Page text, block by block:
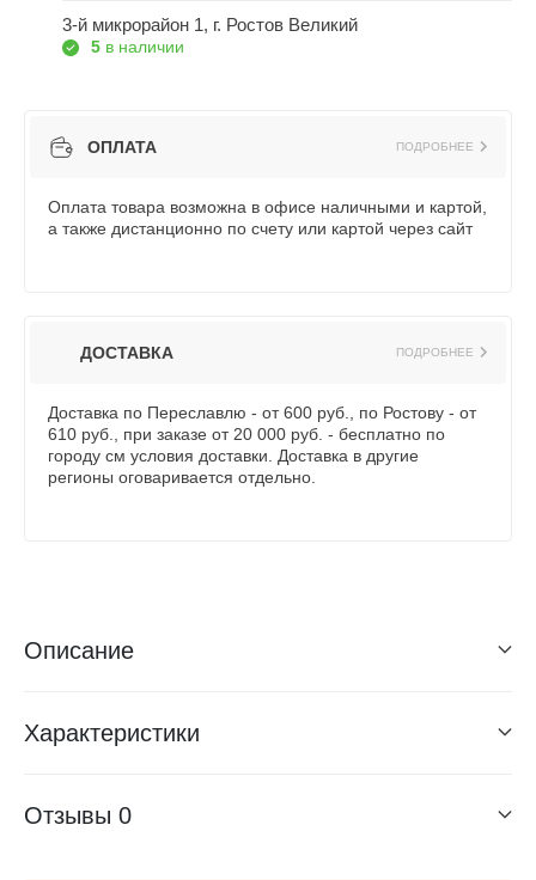
3-й микрорайон 1, г. Ростов Великий
5 в наличии
ОПЛАТА ПОДРОБНЕЕ
Оплата товара возможна в офисе наличными и картой,
а также дистанционно по счету или картой через сайт
ДОСТАВКА ПОДРОБНЕЕ
Доставка по Переславлю - от 600 руб., по Ростову - от
610 руб., при заказе от 20 000 руб. - бесплатно по
городу см условия доставки. Доставка в другие
регионы оговаривается отдельно.
Описание
Характеристики
Отзывы 0